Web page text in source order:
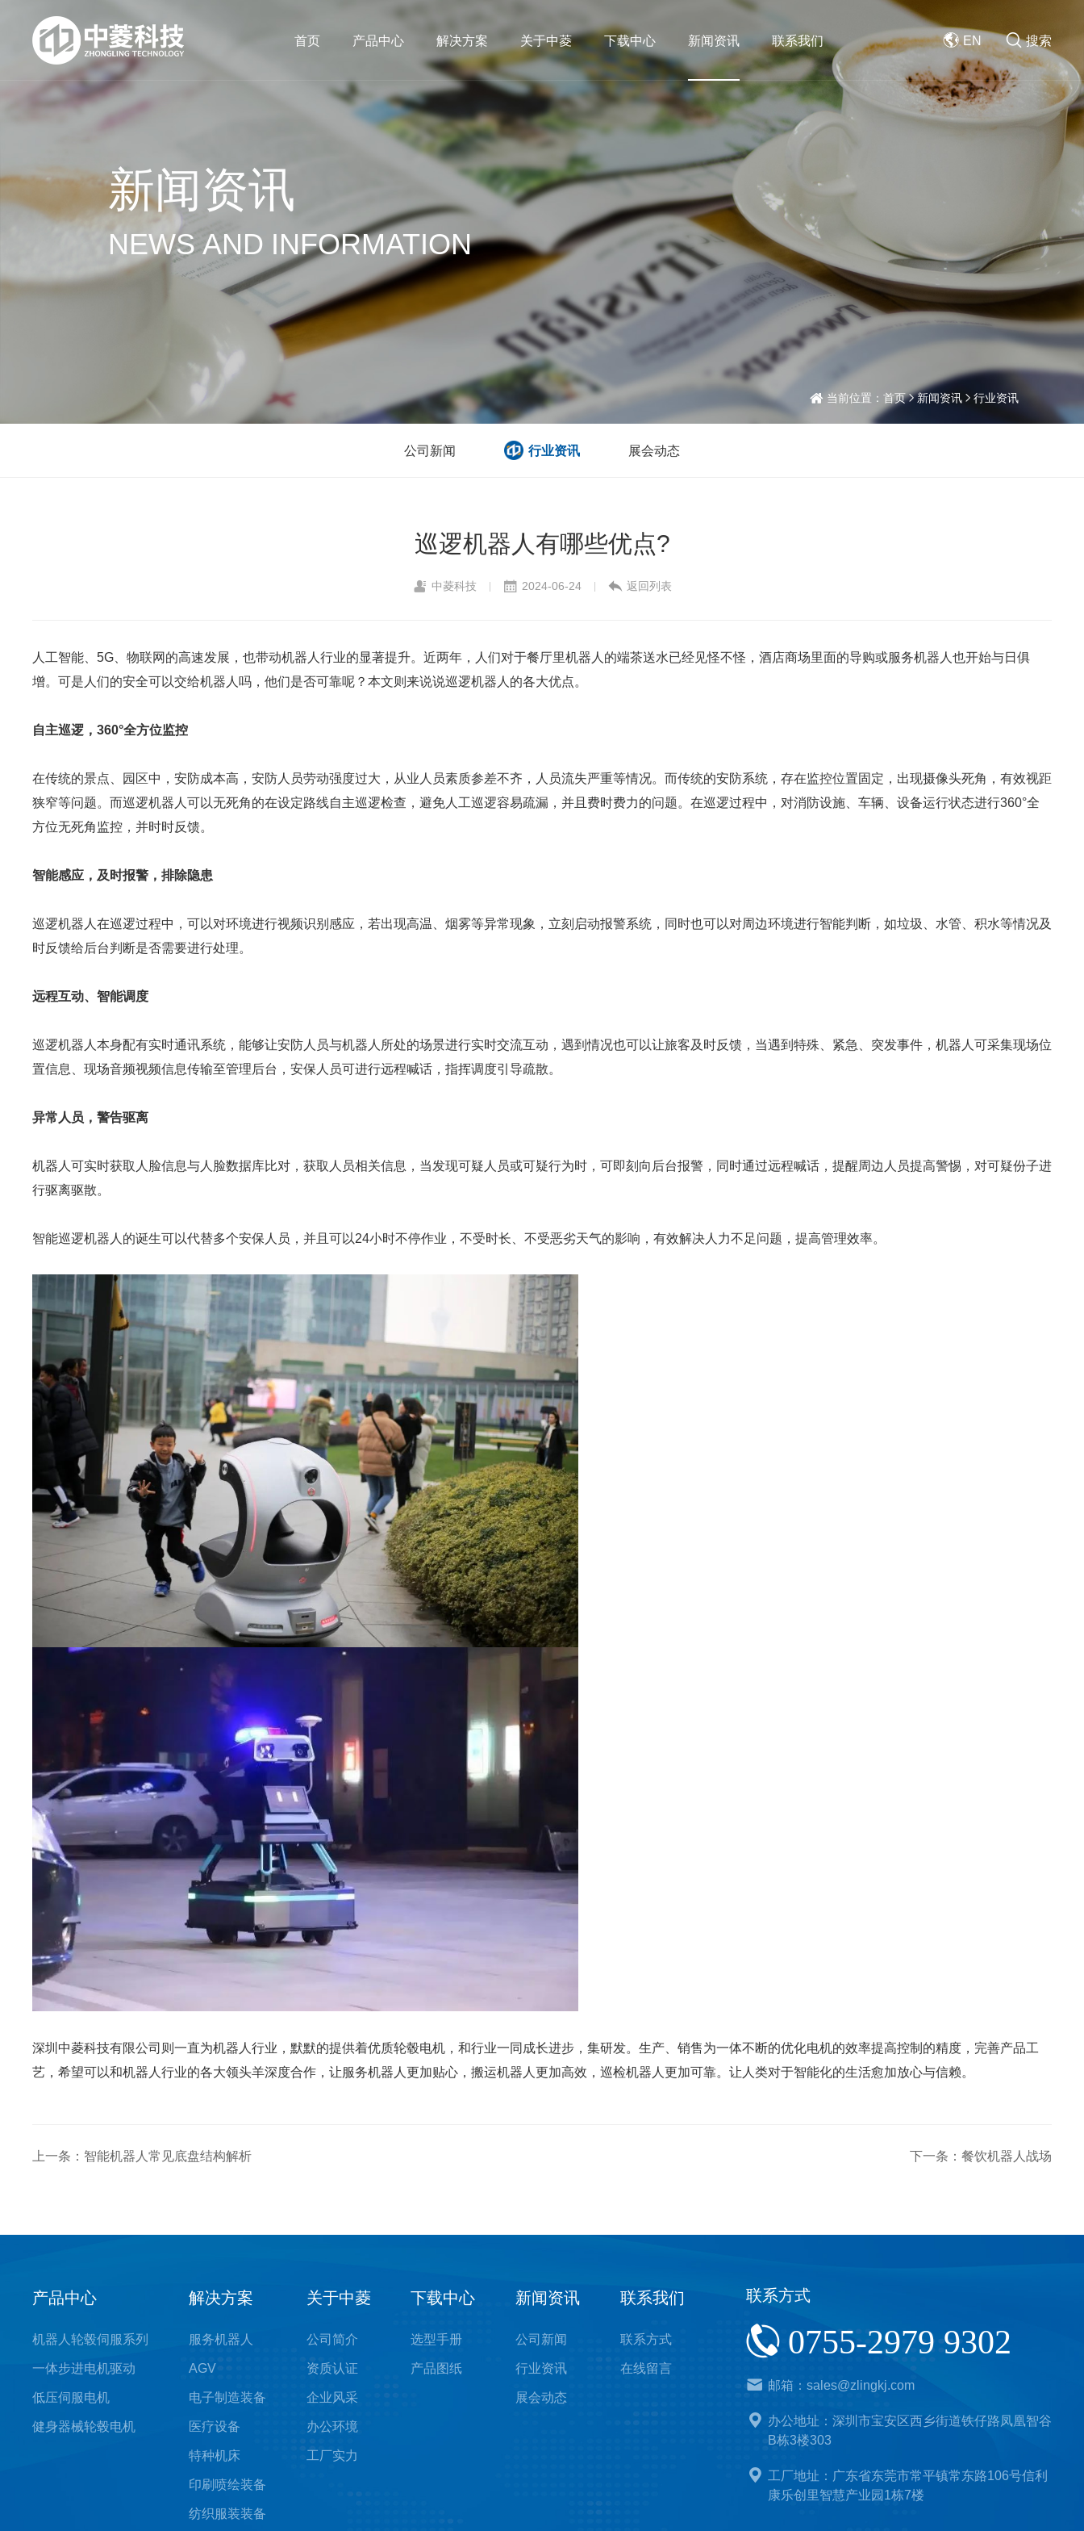
首页 产品中心 解决方案 关于中菱 下载中心 新闻资讯 联系我们 EN 搜索
新闻资讯
NEWS AND INFORMATION
当前位置：首页 新闻资讯 行业资讯
公司新闻 行业资讯 展会动态
巡逻机器人有哪些优点?
中菱科技 | 2024-06-24 | 返回列表
人工智能、5G、物联网的高速发展，也带动机器人行业的显著提升。近两年，人们对于餐厅里机器人的端茶送水已经见怪不怪，酒店商场里面的导购或服务机器人也开始与日俱
增。可是人们的安全可以交给机器人吗，他们是否可靠呢？本文则来说说巡逻机器人的各大优点。
自主巡逻，360°全方位监控
在传统的景点、园区中，安防成本高，安防人员劳动强度过大，从业人员素质参差不齐，人员流失严重等情况。而传统的安防系统，存在监控位置固定，出现摄像头死角，有效视距
狭窄等问题。而巡逻机器人可以无死角的在设定路线自主巡逻检查，避免人工巡逻容易疏漏，并且费时费力的问题。在巡逻过程中，对消防设施、车辆、设备运行状态进行360°全
方位无死角监控，并时时反馈。
智能感应，及时报警，排除隐患
巡逻机器人在巡逻过程中，可以对环境进行视频识别感应，若出现高温、烟雾等异常现象，立刻启动报警系统，同时也可以对周边环境进行智能判断，如垃圾、水管、积水等情况及
时反馈给后台判断是否需要进行处理。
远程互动、智能调度
巡逻机器人本身配有实时通讯系统，能够让安防人员与机器人所处的场景进行实时交流互动，遇到情况也可以让旅客及时反馈，当遇到特殊、紧急、突发事件，机器人可采集现场位
置信息、现场音频视频信息传输至管理后台，安保人员可进行远程喊话，指挥调度引导疏散。
异常人员，警告驱离
机器人可实时获取人脸信息与人脸数据库比对，获取人员相关信息，当发现可疑人员或可疑行为时，可即刻向后台报警，同时通过远程喊话，提醒周边人员提高警惕，对可疑份子进
行驱离驱散。
智能巡逻机器人的诞生可以代替多个安保人员，并且可以24小时不停作业，不受时长、不受恶劣天气的影响，有效解决人力不足问题，提高管理效率。
深圳中菱科技有限公司则一直为机器人行业，默默的提供着优质轮毂电机，和行业一同成长进步，集研发。生产、销售为一体不断的优化电机的效率提高控制的精度，完善产品工
艺，希望可以和机器人行业的各大领头羊深度合作，让服务机器人更加贴心，搬运机器人更加高效，巡检机器人更加可靠。让人类对于智能化的生活愈加放心与信赖。
上一条：智能机器人常见底盘结构解析 下一条：餐饮机器人战场
产品中心
机器人轮毂伺服系列
一体步进电机驱动
低压伺服电机
健身器械轮毂电机
解决方案
服务机器人
AGV
电子制造装备
医疗设备
特种机床
印刷喷绘装备
纺织服装装备
关于中菱
公司简介
资质认证
企业风采
办公环境
工厂实力
下载中心
选型手册
产品图纸
新闻资讯
公司新闻
行业资讯
展会动态
联系我们
联系方式
在线留言
联系方式
0755-2979 9302
邮箱：sales@zlingkj.com
办公地址：深圳市宝安区西乡街道铁仔路凤凰智谷
B栋3楼303
工厂地址：广东省东莞市常平镇常东路106号信利
康乐创里智慧产业园1栋7楼